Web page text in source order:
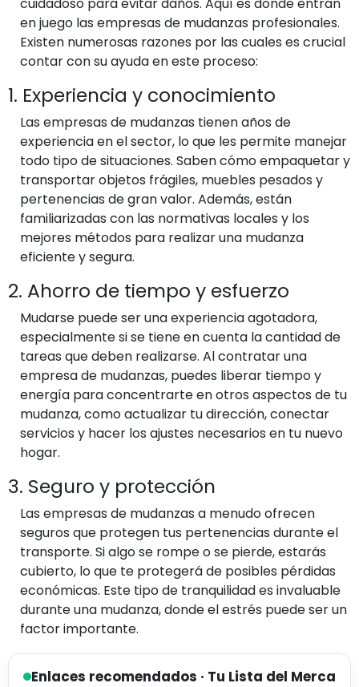
en juego las empresas de mudanzas profesionales.
Existen numerosas razones por las cuales es crucial
contar con su ayuda en este proceso:
1. Experiencia y conocimiento
Las empresas de mudanzas tienen años de
experiencia en el sector, lo que les permite manejar
todo tipo de situaciones. Saben cómo empaquetar y
transportar objetos frágiles, muebles pesados y
pertenencias de gran valor. Además, están
familiarizadas con las normativas locales y los
mejores métodos para realizar una mudanza
eficiente y segura.
2. Ahorro de tiempo y esfuerzo
Mudarse puede ser una experiencia agotadora,
especialmente si se tiene en cuenta la cantidad de
tareas que deben realizarse. Al contratar una
empresa de mudanzas, puedes liberar tiempo y
energía para concentrarte en otros aspectos de tu
mudanza, como actualizar tu dirección, conectar
servicios y hacer los ajustes necesarios en tu nuevo
hogar.
3. Seguro y protección
Las empresas de mudanzas a menudo ofrecen
seguros que protegen tus pertenencias durante el
transporte. Si algo se rompe o se pierde, estarás
cubierto, lo que te protegerá de posibles pérdidas
económicas. Este tipo de tranquilidad es invaluable
durante una mudanza, donde el estrés puede ser un
factor importante.
Enlaces recomendados · Tu Lista del Merca